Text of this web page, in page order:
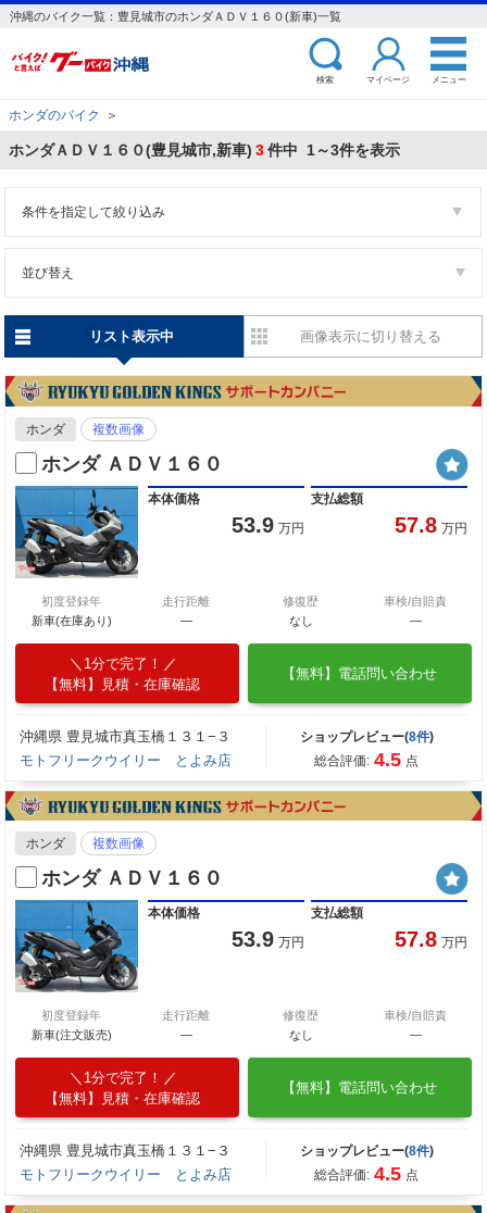
沖縄のバイク一覧：豊見城市のホンダＡＤＶ１６０(新車)一覧
検索 マイページ メニュー
ホンダのバイク ＞
ホンダＡＤＶ１６０(豊見城市,新車) 3件中 1～3件を表示
条件を指定して絞り込み
並び替え
リスト表示中 画像表示に切り替える
ホンダ 複数画像
ホンダ ＡＤＶ１６０
本体価格
53.9 万円
支払総額
57.8 万円
初度登録年
新車(在庫あり)
走行距離
―
修復歴
なし
車検/自賠責
―
1分で完了！
【無料】見積・在庫確認
【無料】電話問い合わせ
沖縄県 豊見城市真玉橋１３１−３
モトフリークウイリー とよみ店
ショップレビュー(8件)
総合評価: 4.5 点
ホンダ 複数画像
ホンダ ＡＤＶ１６０
本体価格
53.9 万円
支払総額
57.8 万円
初度登録年
新車(注文販売)
走行距離
―
修復歴
なし
車検/自賠責
―
1分で完了！
【無料】見積・在庫確認
【無料】電話問い合わせ
沖縄県 豊見城市真玉橋１３１−３
モトフリークウイリー とよみ店
ショップレビュー(8件)
総合評価: 4.5 点